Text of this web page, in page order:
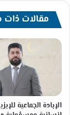
مقالات ذات
الإبادة الجماعية